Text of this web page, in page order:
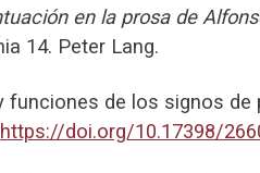
en la prosa de
14. Peter Lang.
funciones de los signos
https://doi.org/10.17398/